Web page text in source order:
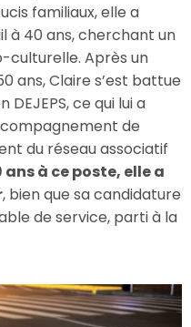
familiaux, elle a
à 40 ans, cherchant un
culturelle. Après un
ans, Claire s’est battue
ce qui lui a
de
du réseau associatif
ans à ce poste, elle a
, bien que sa candidature
de service, parti à la